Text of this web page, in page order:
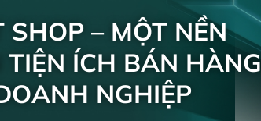
SHOP – MỘT NỀN
TIỆN ÍCH BÁN HÀNG
NGHIỆP